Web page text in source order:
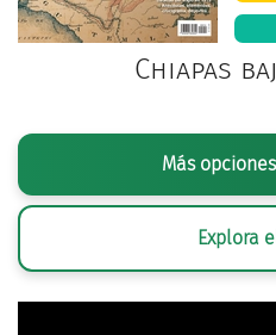
Chiapas
Más
Explora